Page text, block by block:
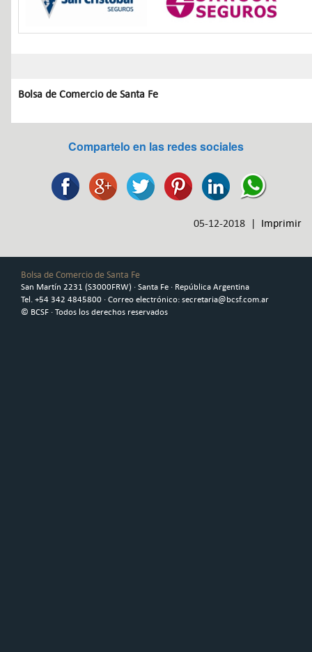
Bolsa de Comercio de Santa Fe
Compartelo en las redes sociales
05-12-2018 | Imprimir
Bolsa de Comercio de Santa Fe
San Martín 2231 (S3000FRW) · Santa Fe · República Argentina
Tel. +54 342 4845800 · Correo electrónico: secretaria@bcsf.com.ar
© BCSF · Todos los derechos reservados